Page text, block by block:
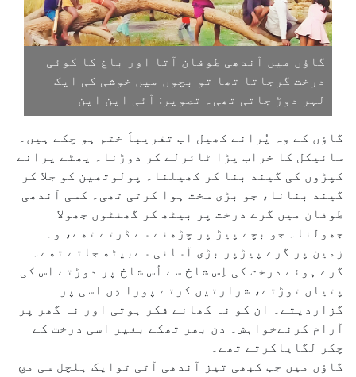
گاؤں میں آندھی طوفان آتا اور باغ کا کوئی
درخت گرجاتا تھا تو بچوں میں خوشی کی ایک
لہر دوڑ جاتی تھی۔ تصویر: آئی این این
گاؤں کے وہ پُرانے کھیل اب تقریباً ختم ہو چکے ہیں۔
سائیکل کا خراب پڑا ٹائرلے کر دوڑنا۔ پھٹے پرانے
کپڑوں کی گیند بنا کر کھیلنا۔ پولوتھین کو جلا کر
گیند بنانا، جو بڑی سخت ہوا کرتی تھی۔ کسی آندھی
طوفان میں گرے درخت پر بیٹھ کر گھنٹوں جھولا
جھولنا۔ جو بچے پیڑ پر چڑھنے سے ڈرتے تھے، وہ
زمین پر گرے پیڑپر بڑی آسانی سےبیٹھ جاتے تھے۔
گرے ہوئے درخت کی اِس شاخ سے اُس شاخ پر دوڑتے اس کی
پتیاں توڑتے، شرارتیں کرتے پورا دِن اسی پر
گزاردیتے۔ ان کو نہ کھانے فکر ہوتی اور نہ گھر پر
آرام کرنےخواہش۔ دن بھر تھکے بغیر اسی درخت کے
چکر لگایاکرتے تھے۔
گاؤں میں جب کبھی تیز آندھی آتی توایک ہلچل سی مچ